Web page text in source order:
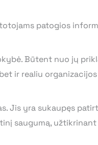
patogios
Būtent nuo jų
ir realiu
Jis yra sukaupęs
saugumą,